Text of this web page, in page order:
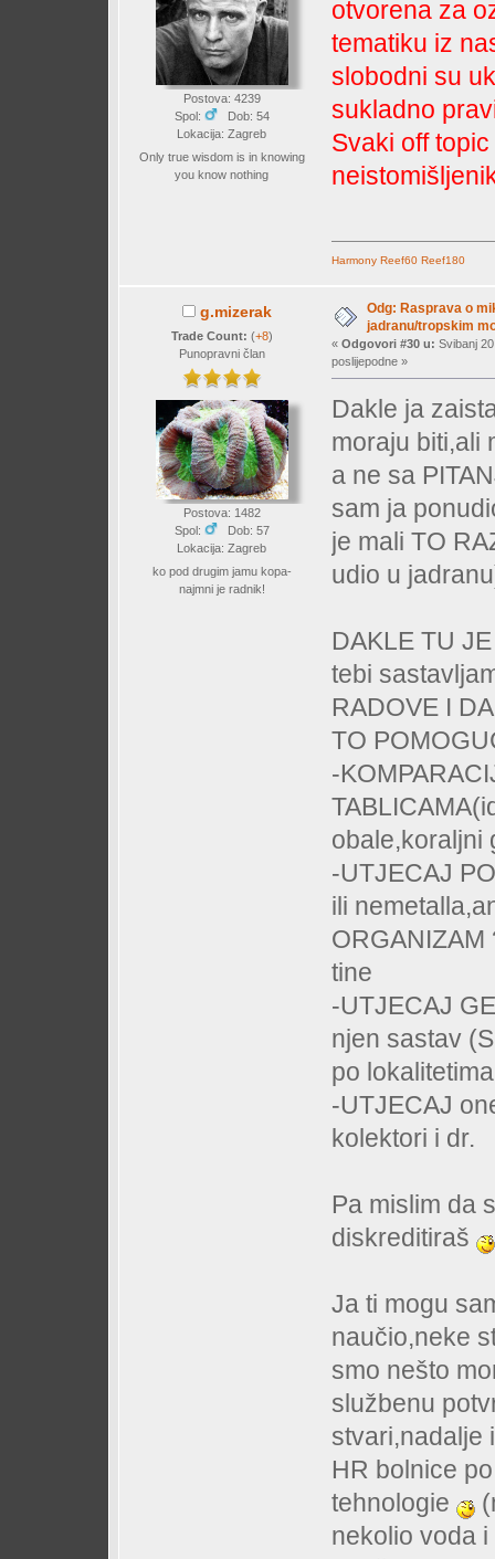
Postova: 4239
Spol:
Dob: 54
Lokacija: Zagreb
Only true wisdom is in knowing
you know nothing
otvorena za
tematiku iz
slobodni su
sukladno
Svaki off
Harmony Reef60 Reef180
g.mizerak
Trade Count: (+8)
Punopravni član
Postova: 1482
Spol:
Dob: 57
Lokacija: Zagreb
ko pod drugim jamu kopa-
najmni je radnik!
Odg: Rasprava o
jadranu/tropskim
« Odgovori #30 u: Svibanj
poslijepodne »
Dakle ja
moraju biti,ali
a ne sa
sam ja
je mali TO
udio u
DAKLE TU
tebi
RADOVE I
TO
-
obale,koraljni
-UTJECAJ
ili
ORGANIZAM
tine
-UTJECAJ
njen sastav
po
-UTJECAJ
kolektori i dr.
Pa mislim da
diskreditiraš
Ja ti mogu
naučio,neke
smo nešto
službenu
stvari,nadalje
HR bolnice
tehnologie
nekolio voda